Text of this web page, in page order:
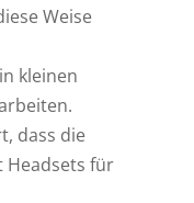
Weise
kleinen
dass die
Headsets für